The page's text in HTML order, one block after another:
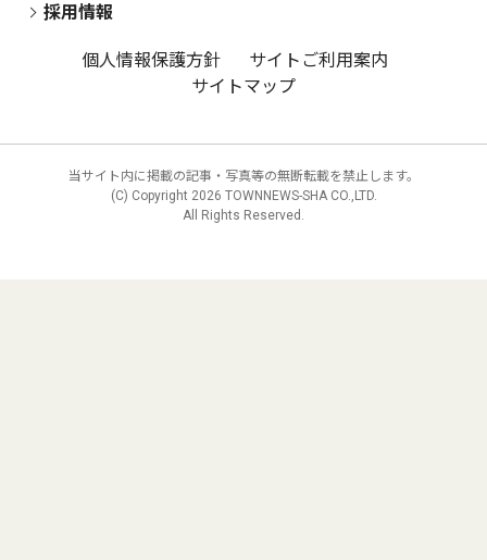
採用情報
個人情報保護方針
サイトご利用案内
サイトマップ
当サイト内に掲載の記事・写真等の無断転載を禁止します。
(C) Copyright 2026 TOWNNEWS-SHA CO.,LTD.
All Rights Reserved.